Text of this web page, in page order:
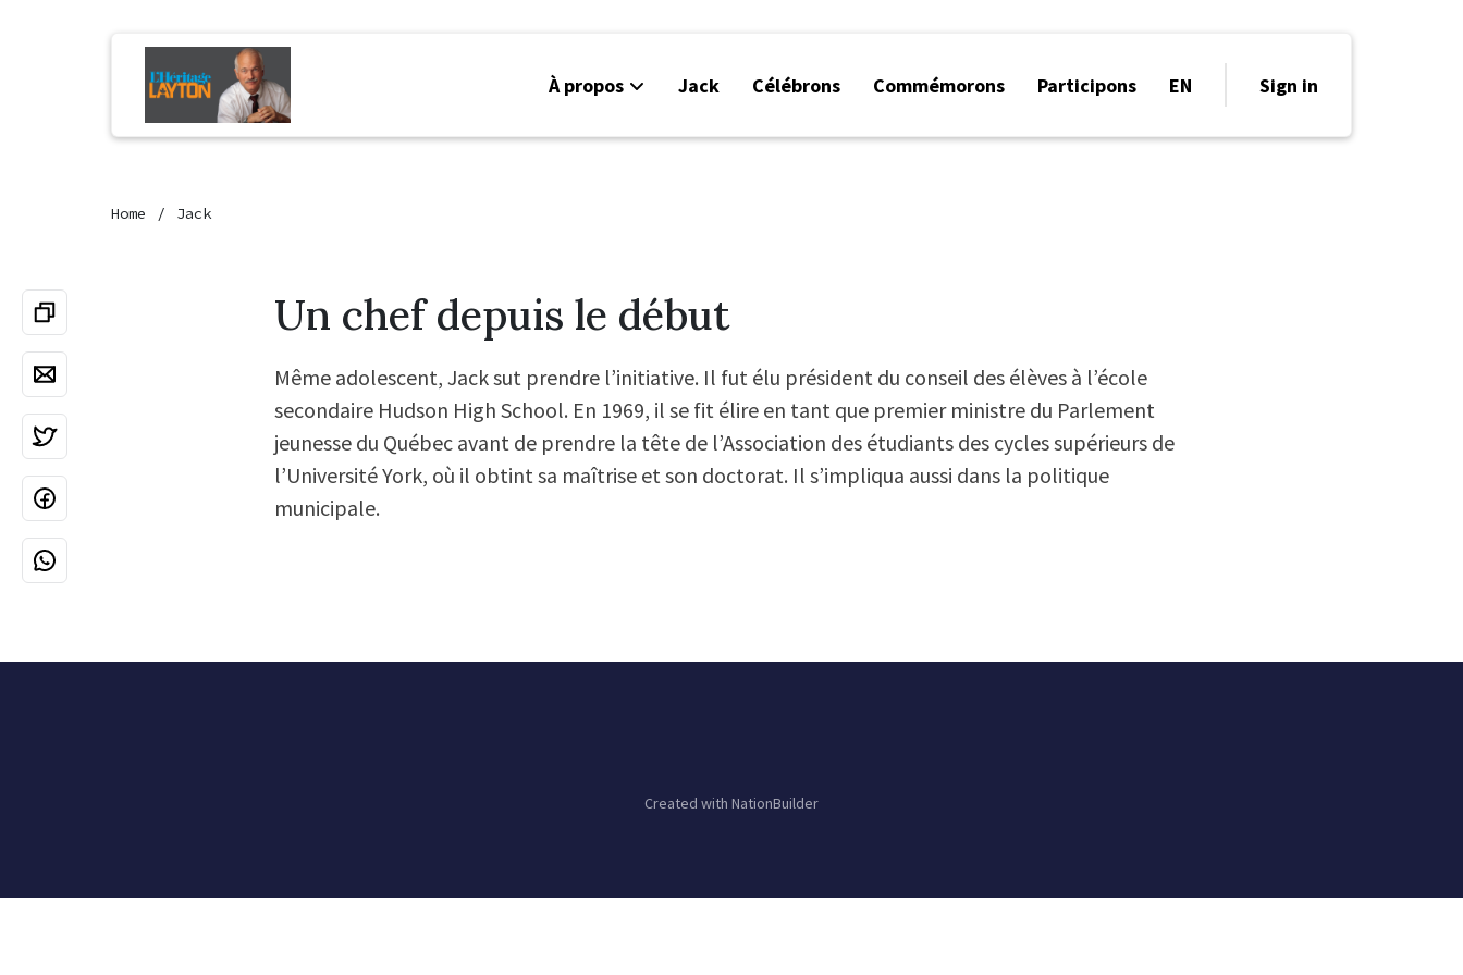
À propos Jack Célébrons Commémorons Participons EN Sign in
Home Jack
Un chef depuis le début
Même adolescent, Jack sut prendre l’initiative. Il fut élu président du conseil des élèves à l’école
secondaire Hudson High School. En 1969, il se fit élire en tant que premier ministre du Parlement
jeunesse du Québec avant de prendre la tête de l’Association des étudiants des cycles supérieurs de
l’Université York, où il obtint sa maîtrise et son doctorat. Il s’impliqua aussi dans la politique
municipale.
Created with NationBuilder